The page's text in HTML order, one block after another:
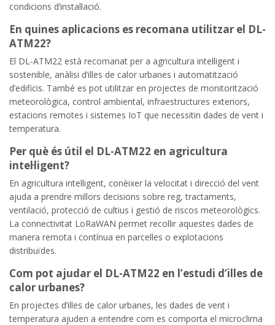
condicions d’instal·lació.
En quines aplicacions es recomana utilitzar el DL-
ATM22?
El DL-ATM22 està recomanat per a agricultura intel·ligent i
sostenible, anàlisi d’illes de calor urbanes i automatització
d’edificis. També es pot utilitzar en projectes de monitorització
meteorològica, control ambiental, infraestructures exteriors,
estacions remotes i sistemes IoT que necessitin dades de vent i
temperatura.
Per què és útil el DL-ATM22 en agricultura
intel·ligent?
En agricultura intel·ligent, conèixer la velocitat i direcció del vent
ajuda a prendre millors decisions sobre reg, tractaments,
ventilació, protecció de cultius i gestió de riscos meteorològics.
La connectivitat LoRaWAN permet recollir aquestes dades de
manera remota i contínua en parcel·les o explotacions
distribuïdes.
Com pot ajudar el DL-ATM22 en l’estudi d’illes de
calor urbanes?
En projectes d’illes de calor urbanes, les dades de vent i
temperatura ajuden a entendre com es comporta el microclima